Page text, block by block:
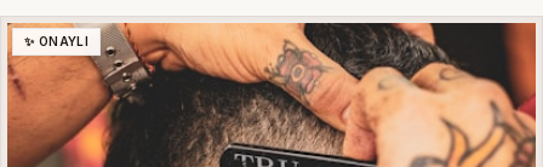
✨ ONAYLI